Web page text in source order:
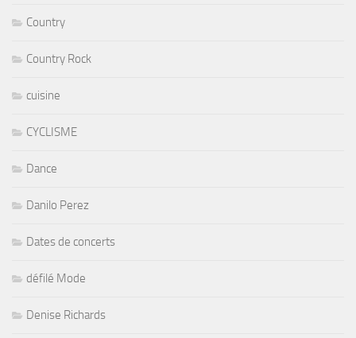
Country
Country Rock
cuisine
CYCLISME
Dance
Danilo Perez
Dates de concerts
défilé Mode
Denise Richards